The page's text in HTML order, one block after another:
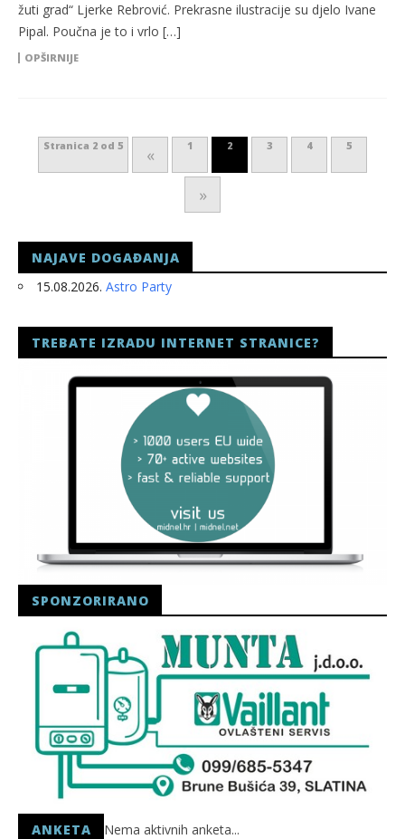
žuti grad“ Ljerke Rebrović. Prekrasne ilustracije su djelo Ivane
Pipal. Poučna je to i vrlo […]
OPŠIRNIJE
Stranica 2 od 5 « 1 2 3 4 5
»
NAJAVE DOGAĐANJA
15.08.2026. Astro Party
TREBATE IZRADU INTERNET STRANICE?
SPONZORIRANO
ANKETA Nema aktivnih anketa...